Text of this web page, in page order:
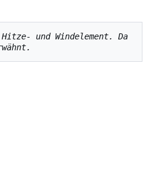
und Windelement. Da